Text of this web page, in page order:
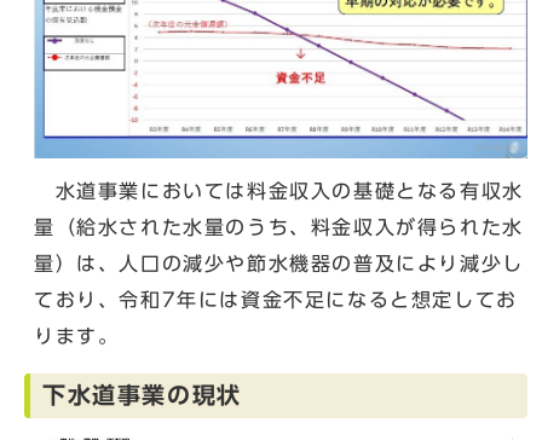
水道事業においては料金収入の基礎となる有収水
量（給水された水量のうち、料金収入が得られた水
量）は、人口の減少や節水機器の普及により減少し
ており、令和7年には資金不足になると想定してお
ります。
下水道事業の現状